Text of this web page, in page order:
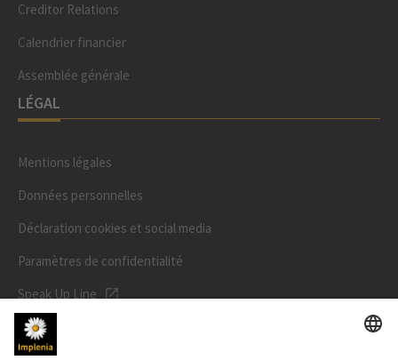
Creditor Relations
Calendrier financier
Assemblée générale
LÉGAL
Mentions légales
Données personnelles
Déclaration cookies et social media
Paramètres de confidentialité
Speak Up Line
PRIX DE L'ACTION